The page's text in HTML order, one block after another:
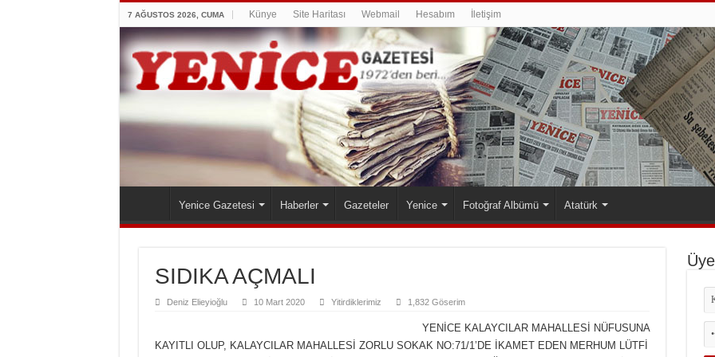
7 AĞUSTOS 2026, CUMA Künye Site Haritası Webmail Hesabım İletişim
Yenice Gazetesi Haberler Gazeteler Yenice Fotoğraf Albümü Atatürk
SIDIKA AÇMALI
Deniz Elieyioğlu 10 Mart 2020 Yitirdiklerimiz 1,832 Göserim
YENİCE KALAYCILAR MAHALLESİ NÜFUSUNA
KAYITLI OLUP, KALAYCILAR MAHALLESİ ZORLU SOKAK NO:71/1’DE İKAMET EDEN MERHUM LÜTFİ